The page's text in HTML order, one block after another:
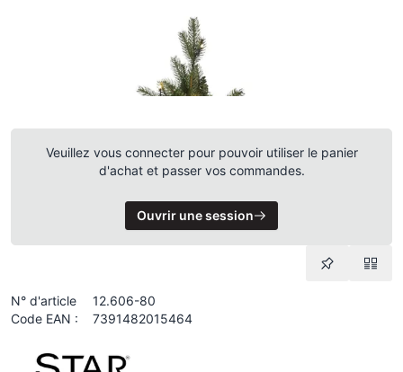
Veuillez vous connecter pour pouvoir utiliser le panier
d'achat et passer vos commandes.
Ouvrir une session
N° d'article
12.606-80
Code EAN :
7391482015464